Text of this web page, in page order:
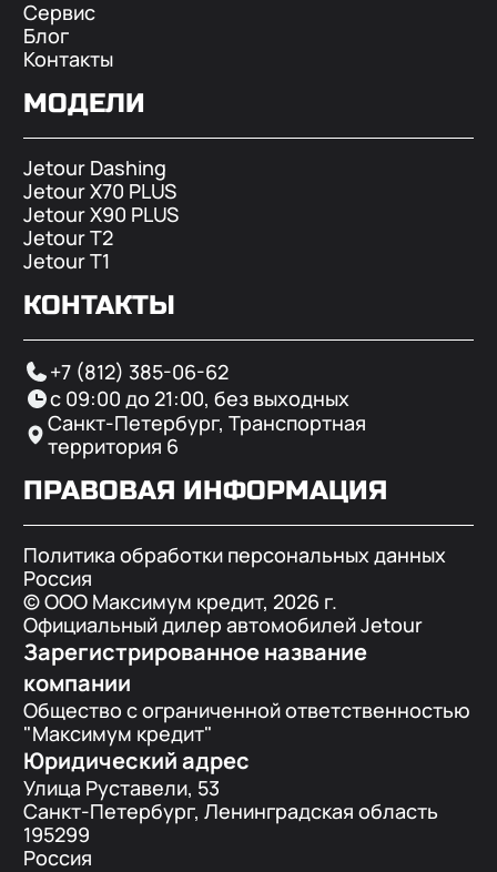
Сервис
Блог
Контакты
МОДЕЛИ
Jetour Dashing
Jetour X70 PLUS
Jetour X90 PLUS
Jetour T2
Jetour T1
КОНТАКТЫ
+7 (812) 385-06-62
с 09:00 до 21:00, без выходных
Санкт-Петербург, Транспортная
территория 6
ПРАВОВАЯ ИНФОРМАЦИЯ
Политика обработки персональных данных
Россия
© ООО Максимум кредит, 2026 г.
Официальный дилер автомобилей Jetour
Зарегистрированное название
компании
Общество с ограниченной ответственностью
"Максимум кредит"
Юридический адрес
Улица Руставели, 53
Санкт-Петербург, Ленинградская область
195299
Россия